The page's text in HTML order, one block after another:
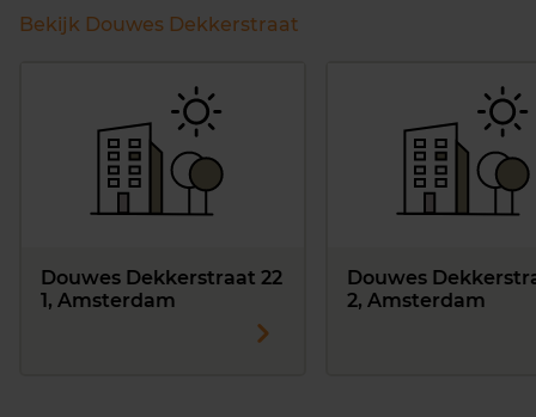
Bekijk Douwes Dekkerstraat
Douwes Dekkerstraat 22
1, Amsterdam
Douwes
2, Amsterdam